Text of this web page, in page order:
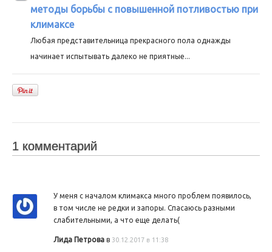
методы борьбы с повышенной потливостью при
климаксе
Любая представительница прекрасного пола однажды
начинает испытывать далеко не приятные...
1 комментарий
У меня с началом климакса много проблем появилось,
в том числе не редки и запоры. Спасаюсь разными
слабительными, а что еще делать(
Лида Петрова в 30.12.2017 в 11:38